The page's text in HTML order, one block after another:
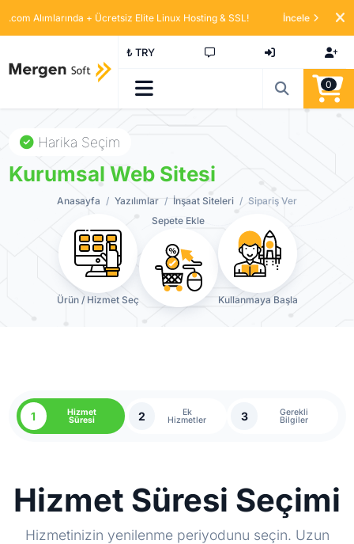
.com Alımlarında + Ücretsiz Elite Linux Hosting & SSL! İncele
₺ TRY
0
Kurumsal Web Sitesi
Harika Seçim
Anasayfa Yazılımlar İnşaat Siteleri Sipariş Ver
Ürün / Hizmet Seç
Sepete Ekle
Kullanmaya Başla
1 Hizmet
Süresi 2 Ek
Hizmetler 3 Gerekli
Bilgiler
Hizmet Süresi Seçimi
Hizmetinizin yenilenme periyodunu seçin. Uzun